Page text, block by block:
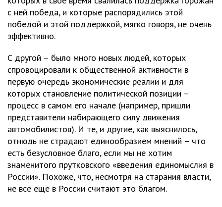
с ней победа, и которые распорядились этой
победой и этой поддержкой, мягко говоря, не очень
эффективно.
С другой – было много новых людей, которых
спровоцировали к общественной активности в
первую очередь экономические реалии и для
которых становление политической позиции –
процесс в самом его начале (например, пришли
представители набирающего силу движения
автомобилистов). И те, и другие, как выяснилось,
отнюдь не страдают единообразием мнений – что
есть безусловное благо, если мы не хотим
знаменитого прутковского «введения единомыслия в
России». Похоже, что, несмотря на старания власти,
не все еще в России считают это благом.